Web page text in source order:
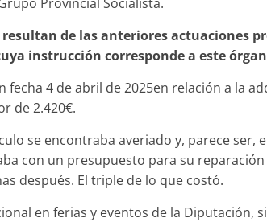
resultan de las anteriores actuaciones
instrucción corresponde a este
4 de abril de 2025en relación a la
de 2.420€.
se encontraba averiado y, parece ser,
con un presupuesto para su
después. El triple de lo que costó.
en ferias y eventos de la Diputación,